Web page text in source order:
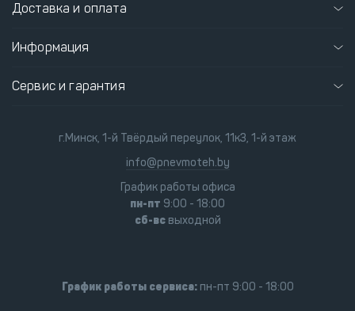
Доставка и оплата
Информация
Сервис и гарантия
г.Минск, 1-й Твёрдый переулок, 11к3, 1-й этаж
info@pnevmoteh.by
График работы офиса
пн-пт 9:00 - 18:00
сб-всвыходной
График работы сервиса:пн-пт 9:00 - 18:00